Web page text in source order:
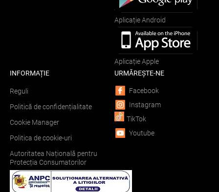
Aplicație Android
Aplicație Apple
INFORMAȚIE
Reguli
Politică de confidențialitate
Cookie Manager
Politica de cookie-uri
Autoritatea Națională pentru
Protecția Consumatorilor
URMĂREȘTE-NE
Facebook
Instagram
TikTok
Youtube